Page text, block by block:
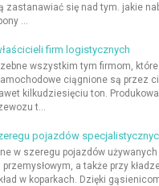
zastanawiać się nad tym. jakie
...
firm logistycznych
wszystkim tym firmom,
ciągnione są przez
kilkudziesięciu ton.
t...
pojazdów
w szeregu pojazdów
a także przy
w koparkach. Dzięki